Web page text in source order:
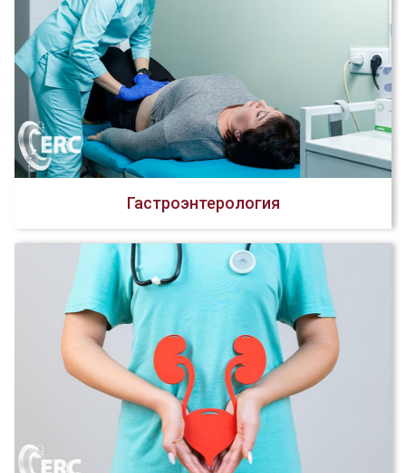
Гастроэнтерология